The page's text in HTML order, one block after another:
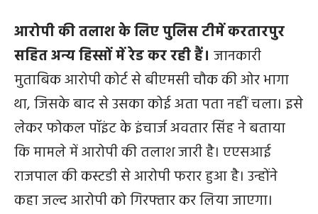
आरोपी की तलाश के लिए पुलिस टीमें करतारपुर
सहित अन्य हिस्सों में रेड कर रही हैं। जानकारी
मुताबिक आरोपी कोर्ट से बीएमसी चौक की ओर भागा
था, जिसके बाद से उसका कोई अता पता नहीं चला। इसे
लेकर फोकल पॉइंट के इंचार्ज अवतार सिंह ने बताया
कि मामले में आरोपी की तलाश जारी है। एएसआई
राजपाल की कस्टडी से आरोपी फरार हुआ है। उन्होंने
कहा जल्द आरोपी को गिरफ्तार कर लिया जाएगा।